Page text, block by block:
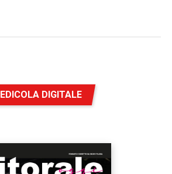
EDICOLA DIGITALE